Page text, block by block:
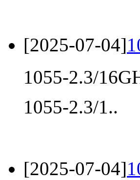
[2025-07-04]
1055-2.3/
1055-2.3/1..
[2025-07-04]